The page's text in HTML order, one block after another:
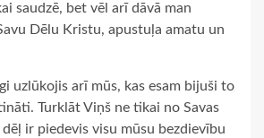
saudzē, bet vēl arī dāvā man
Dēlu Kristu, apustuļa amatu un
uzlūkojis arī mūs, kas esam bijuši to
Turklāt Viņš ne tikai no Savas
ir piedevis visu mūsu bezdievību